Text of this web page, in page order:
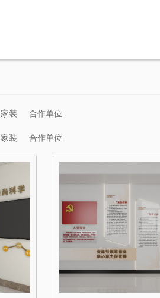
家装 合作单位
家装 合作单位